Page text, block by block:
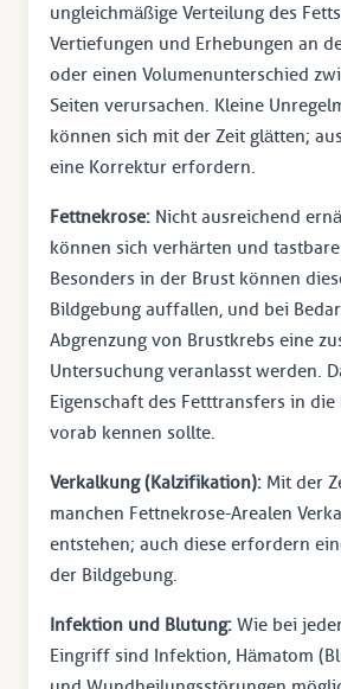
ungleichmäßige Verteilung des
Vertiefungen und Erhebungen an
oder einen Volumenunterschied
Seiten verursachen. Kleine
können sich mit der Zeit glätten;
eine Korrektur erfordern.
Fettnekrose: Nicht ausreichend
können sich verhärten und
Besonders in der Brust können
Bildgebung auffallen, und bei
Abgrenzung von Brustkrebs eine
Untersuchung veranlasst werden.
Eigenschaft des Fetttransfers in die
vorab kennen sollte.
Verkalkung (Kalzifikation): Mit der
manchen Fettnekrose-Arealen
entstehen; auch diese erfordern
der Bildgebung.
Infektion und Blutung: Wie bei
Eingriff sind Infektion, Hämatom